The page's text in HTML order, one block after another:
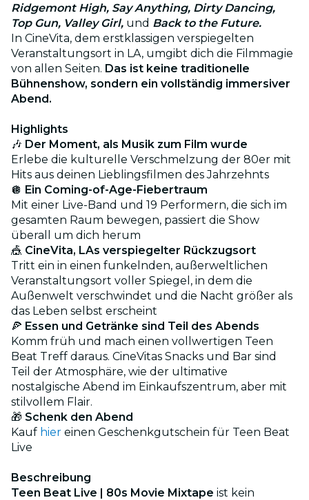
Ridgemont High, Say Anything, Dirty Dancing,
Top Gun, Valley Girl, und Back to the Future.
In CineVita, dem erstklassigen verspiegelten
Veranstaltungsort in LA, umgibt dich die Filmmagie
von allen Seiten. Das ist keine traditionelle
Bühnenshow, sondern ein vollständig immersiver
Abend.
Highlights
🎶 Der Moment, als Musik zum Film wurde
Erlebe die kulturelle Verschmelzung der 80er mit
Hits aus deinen Lieblingsfilmen des Jahrzehnts
🪩 Ein Coming-of-Age-Fiebertraum
Mit einer Live-Band und 19 Performern, die sich im
gesamten Raum bewegen, passiert die Show
überall um dich herum
🎪 CineVita, LAs verspiegelter Rückzugsort
Tritt ein in einen funkelnden, außerweltlichen
Veranstaltungsort voller Spiegel, in dem die
Außenwelt verschwindet und die Nacht größer als
das Leben selbst erscheint
🍕 Essen und Getränke sind Teil des Abends
Komm früh und mach einen vollwertigen Teen
Beat Treff daraus. CineVitas Snacks und Bar sind
Teil der Atmosphäre, wie der ultimative
nostalgische Abend im Einkaufszentrum, aber mit
stilvollem Flair.
🎁 Schenk den Abend
Kauf hier einen Geschenkgutschein für Teen Beat
Live
Beschreibung
Teen Beat Live | 80s Movie Mixtape ist kein